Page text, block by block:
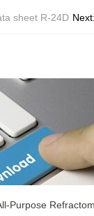
sheet R-24D Next:
Purpose